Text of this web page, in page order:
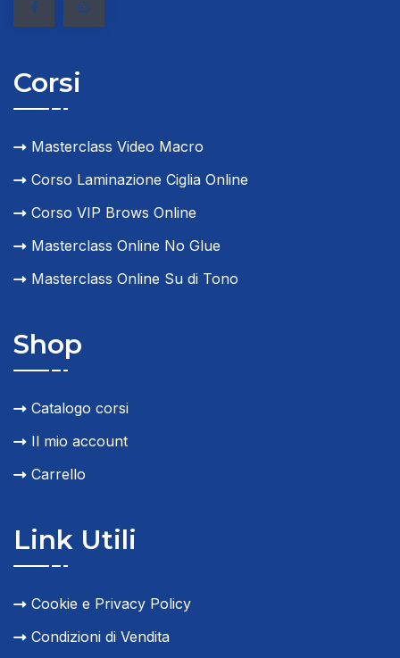
Corsi
Masterclass Video Macro
Corso Laminazione Ciglia Online
Corso VIP Brows Online
Masterclass Online No Glue
Masterclass Online Su di Tono
Shop
Catalogo corsi
Il mio account
Carrello
Link Utili
Cookie e Privacy Policy
Condizioni di Vendita